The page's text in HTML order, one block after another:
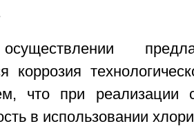
коррозия
что при реализации
в использовании